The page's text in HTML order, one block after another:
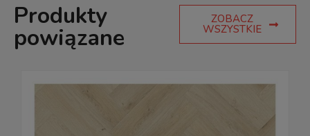
Produkty
powiązane
ZOBACZ
WSZYSTKIE